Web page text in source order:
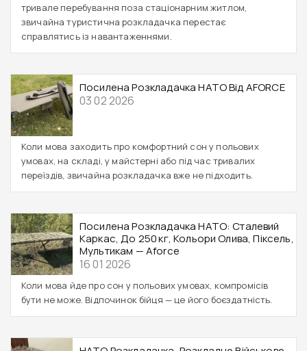
тривале перебування поза стаціонарним житлом,
звичайна туристична розкладачка перестає
справлятись із навантаженнями.
Посилена Розкладачка НАТО Від AFORCE
03 02 2026
Коли мова заходить про комфортний сон у польових
умовах, на складі, у майстерні або під час тривалих
переїздів, звичайна розкладачка вже не підходить.
Посилена Розкладачка НАТО: Сталевий
Каркас, До 250 Кг, Кольори Олива, Піксель,
Мультикам — Aforce
16 01 2026
Коли мова йде про сон у польових умовах, компромісів
бути не може. Відпочинок бійця — це його боєздатність.